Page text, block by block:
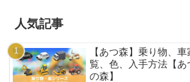
人気記事
【あつ森】乗り物、
覧、色、入手方法【
の森】